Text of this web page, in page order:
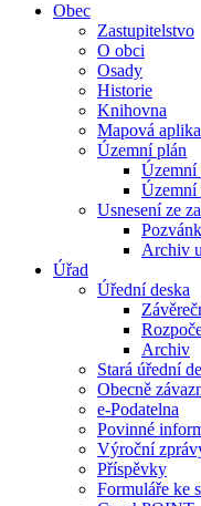
Obec
Zastupitelstvo
O obci
Osady
Historie
Knihovna
Mapová
Územní plán
Územní
Územní
Usnesení ze
Archiv
Úřad
Úřední deska
Archiv
Stará úřední
Obecně
e-Podatelna
Povinné
Výroční
Příspěvky
Formuláře ke